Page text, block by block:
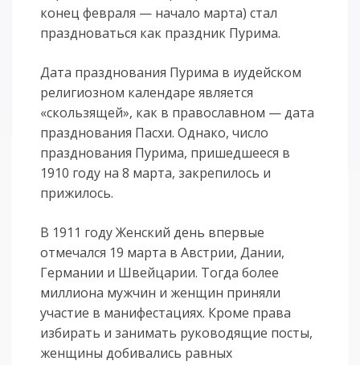
конец февраля — начало марта) стал
праздноваться как праздник Пурима.
Дата празднования Пурима в иудейском
религиозном календаре является
«скользящей», как в православном — дата
празднования Пасхи. Однако, число
празднования Пурима, пришедшееся в
1910 году на 8 марта, закрепилось и
прижилось.
В 1911 году Женский день впервые
отмечался 19 марта в Австрии, Дании,
Германии и Швейцарии. Тогда более
миллиона мужчин и женщин приняли
участие в манифестациях. Кроме права
избирать и занимать руководящие посты,
женщины добивались равных